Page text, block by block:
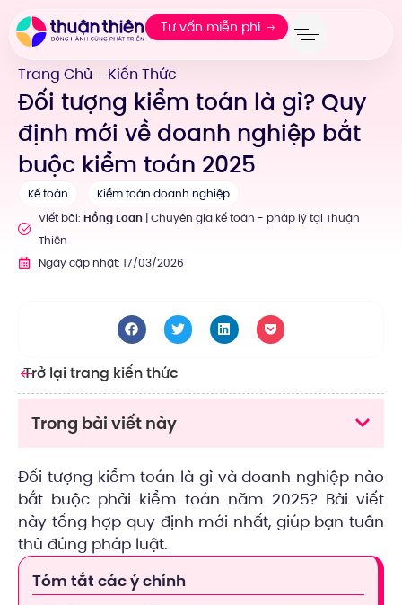
Tư vấn miễn phí
Trang Chủ — Kiến Thức
Đối tượng kiểm toán là gì? Quy
định mới về doanh nghiệp bắt
buộc kiểm toán 2025
Kế toán
Kiểm toán doanh nghiệp
Viết bởi: Hồng Loan| Chuyên gia kế toán - pháp lý tại Thuận
Thiên
Ngày cập nhật: 17/03/2026
Đối tượng kiểm toán là gì và doanh nghiệp nào
bắt buộc phải kiểm toán năm 2025? Bài viết
này tổng hợp quy định mới nhất, giúp bạn tuân
thủ đúng pháp luật.
Tóm tắt các ý chính
Trở lại trang kiến thức
Trong bài viết này